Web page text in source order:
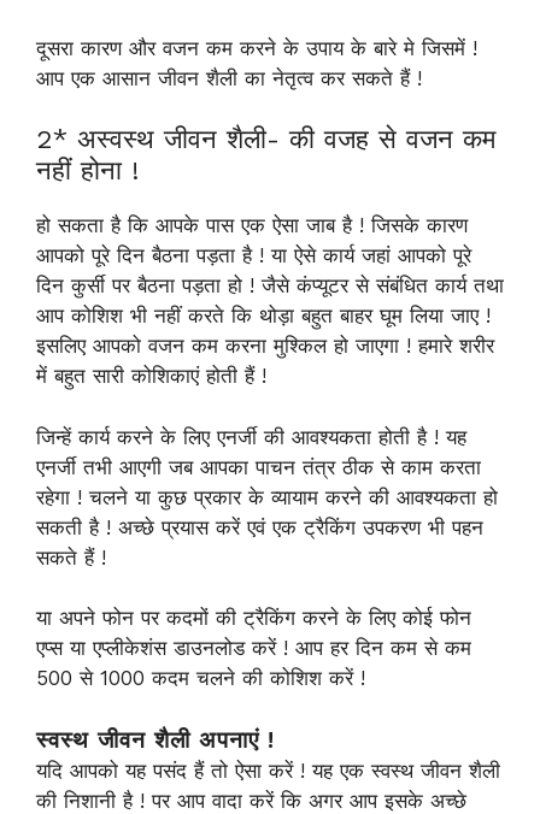
दूसरा कारण और वजन कम करने के उपाय के बारे मे जिसमें !
आप एक आसान जीवन शैली का नेतृत्व कर सकते हैं !
2* अस्वस्थ जीवन शैली- की वजह से वजन कम
नहीं होना !
हो सकता है कि आपके पास एक ऐसा जाब है ! जिसके कारण
आपको पूरे दिन बैठना पड़ता है ! या ऐसे कार्य जहां आपको पूरे
दिन कुर्सी पर बैठना पड़ता हो ! जैसे कंप्यूटर से संबंधित कार्य तथा
आप कोशिश भी नहीं करते कि थोड़ा बहुत बाहर घूम लिया जाए !
इसलिए आपको वजन कम करना मुश्किल हो जाएगा ! हमारे शरीर
में बहुत सारी कोशिकाएं होती हैं !
जिन्हें कार्य करने के लिए एनर्जी की आवश्यकता होती है ! यह
एनर्जी तभी आएगी जब आपका पाचन तंत्र ठीक से काम करता
रहेगा ! चलने या कुछ प्रकार के व्यायाम करने की आवश्यकता हो
सकती है ! अच्छे प्रयास करें एवं एक ट्रैकिंग उपकरण भी पहन
सकते हैं !
या अपने फोन पर कदमों की ट्रैकिंग करने के लिए कोई फोन
एप्स या एप्लीकेशंस डाउनलोड करें ! आप हर दिन कम से कम
500 से 1000 कदम चलने की कोशिश करें !
स्वस्थ जीवन शैली अपनाएं !
यदि आपको यह पसंद हैं तो ऐसा करें ! यह एक स्वस्थ जीवन शैली
की निशानी है ! पर आप वादा करें कि अगर आप इसके अच्छे